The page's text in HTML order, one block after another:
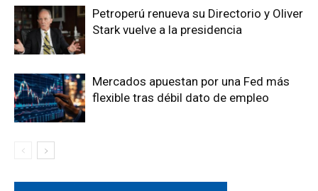
Petroperú renueva su Directorio y Oliver
Stark vuelve a la presidencia
Mercados apuestan por una Fed más
flexible tras débil dato de empleo